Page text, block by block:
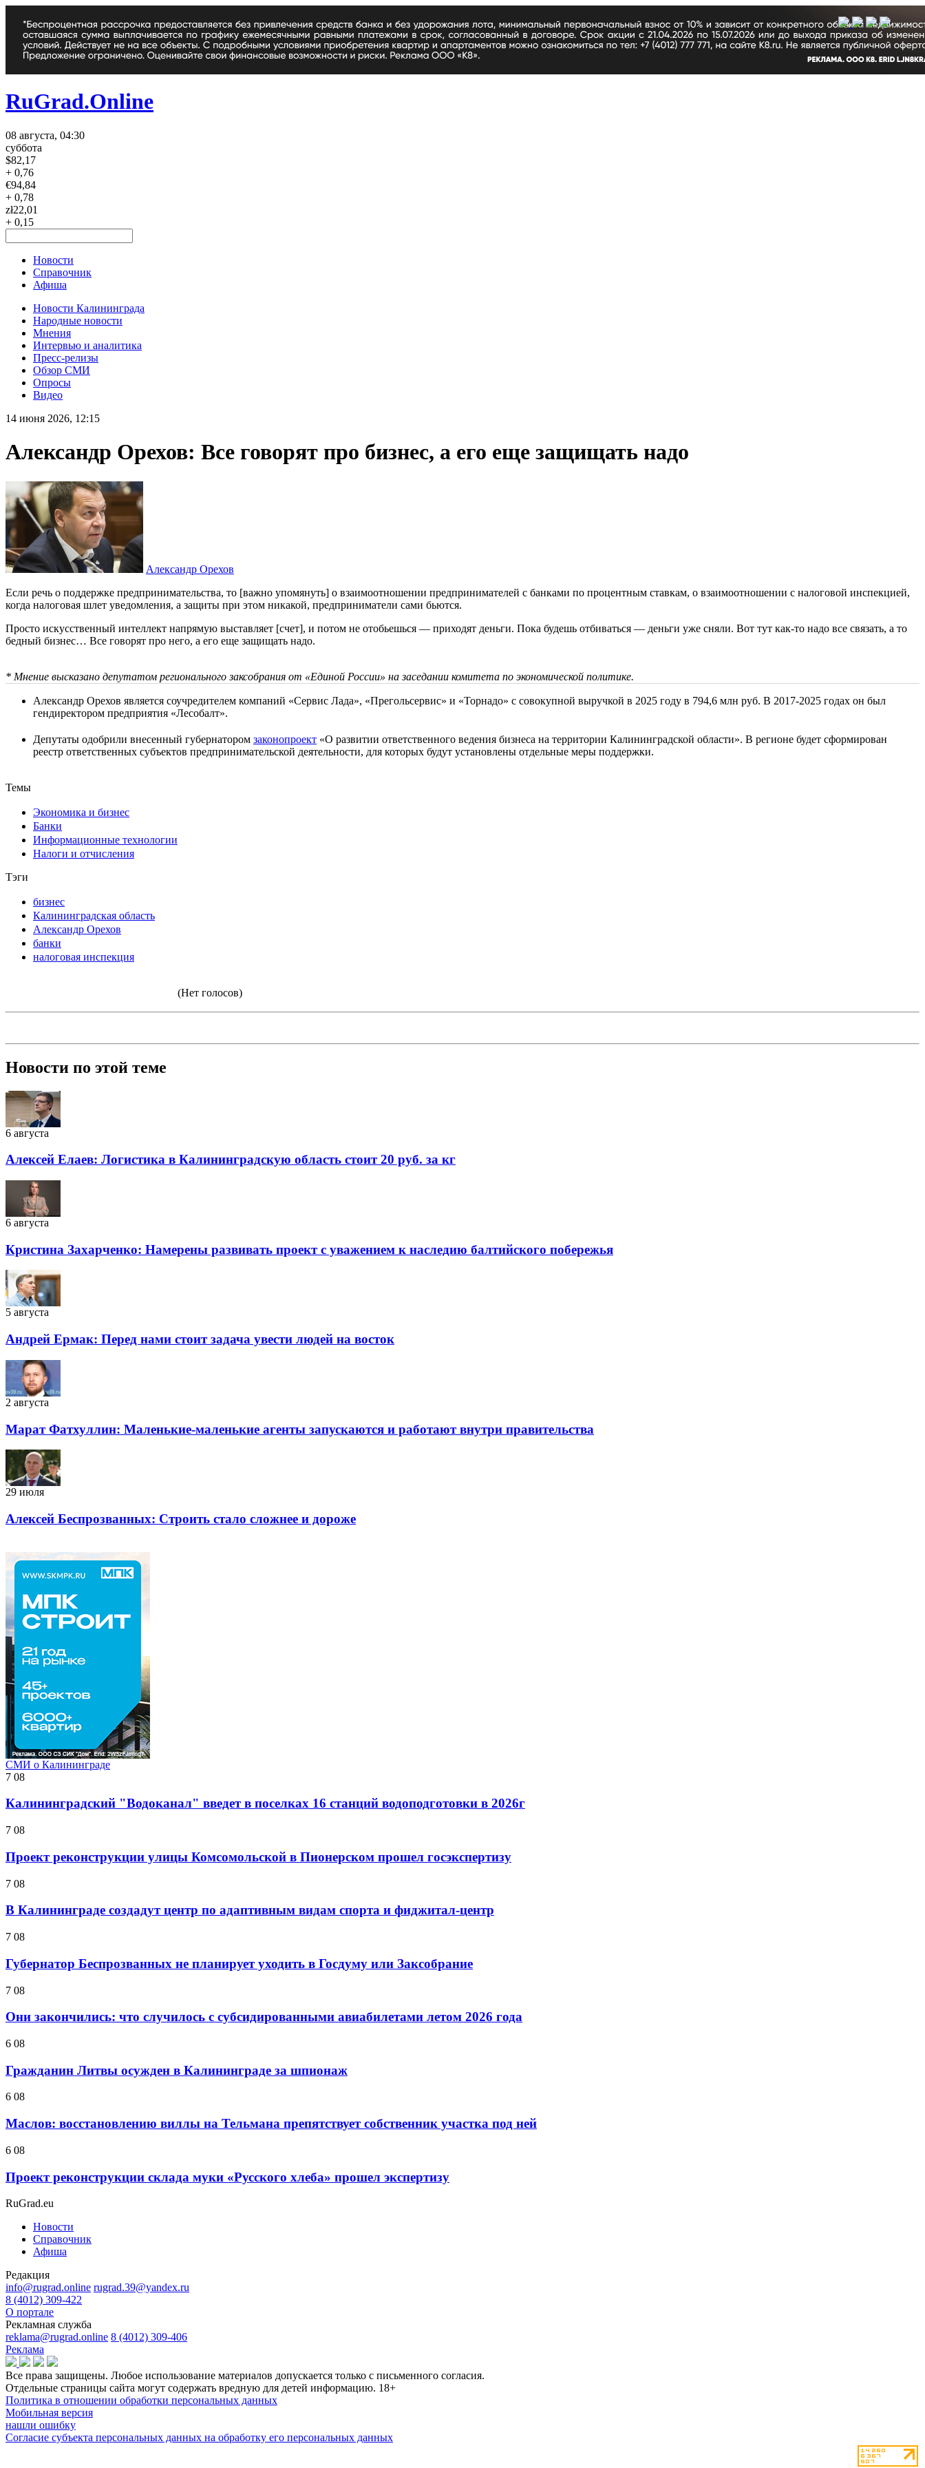
RuGrad.Online
08 августа, 04:30
суббота
$82,17
+ 0,76
€94,84
+ 0,78
zł22,01
+ 0,15
Новости
Справочник
Афиша
Новости Калининграда
Народные новости
Мнения
Интервью и аналитика
Пресс-релизы
Обзор СМИ
Опросы
Видео
14 июня 2026, 12:15
Александр Орехов: Все говорят про бизнес, а его еще защищать надо
Александр Орехов
Если речь о поддержке предпринимательства, то [важно упомянуть] о взаимоотношении предпринимателей с банками по процентным ставкам, о взаимоотношении с налоговой инспекцией,
когда налоговая шлет уведомления, а защиты при этом никакой, предприниматели сами бьются.
Просто искусственный интеллект напрямую выставляет [счет], и потом не отобьешься — приходят деньги. Пока будешь отбиваться — деньги уже сняли. Вот тут как-то надо все связать, а то
бедный бизнес… Все говорят про него, а его еще защищать надо.
* Мнение высказано депутатом регионального заксобрания от «Единой России» на заседании комитета по экономической политике.
Александр Орехов является соучредителем компаний «Сервис Лада», «Прегольсервис» и «Торнадо» с совокупной выручкой в 2025 году в 794,6 млн руб. В 2017-2025 годах он был
гендиректором предприятия «Лесобалт».
Депутаты одобрили внесенный губернатором законопроект «О развитии ответственного ведения бизнеса на территории Калининградской области». В регионе будет сформирован
реестр ответственных субъектов предпринимательской деятельности, для которых будут установлены отдельные меры поддержки.
Темы
Экономика и бизнес
Банки
Информационные технологии
Налоги и отчисления
Тэги
бизнес
Калининградская область
Александр Орехов
банки
налоговая инспекция
(Нет голосов)
Новости по этой теме
6 августа
Алексей Елаев: Логистика в Калининградскую область стоит 20 руб. за кг
6 августа
Кристина Захарченко: Намерены развивать проект с уважением к наследию балтийского побережья
5 августа
Андрей Ермак: Перед нами стоит задача увести людей на восток
2 августа
Марат Фатхуллин: Маленькие-маленькие агенты запускаются и работают внутри правительства
29 июля
Алексей Беспрозванных: Строить стало сложнее и дороже
СМИ о Калининграде
7 08
Калининградский "Водоканал" введет в поселках 16 станций водоподготовки в 2026г
7 08
Проект реконструкции улицы Комсомольской в Пионерском прошел госэкспертизу
7 08
В Калининграде создадут центр по адаптивным видам спорта и фиджитал-центр
7 08
Губернатор Беспрозванных не планирует уходить в Госдуму или Заксобрание
7 08
Они закончились: что случилось с субсидированными авиабилетами летом 2026 года
6 08
Гражданин Литвы осужден в Калининграде за шпионаж
6 08
Маслов: восстановлению виллы на Тельмана препятствует собственник участка под ней
6 08
Проект реконструкции склада муки «Русского хлеба» прошел экспертизу
RuGrad.eu
Новости
Справочник
Афиша
Редакция
info@rugrad.online rugrad.39@yandex.ru
8 (4012) 309-422
О портале
Рекламная служба
reklama@rugrad.online 8 (4012) 309-406
Реклама
Все права защищены. Любое использование материалов допускается только с письменного согласия.
Отдельные страницы сайта могут содержать вредную для детей информацию. 18+
Политика в отношении обработки персональных данных
Мобильная версия
нашли ошибку
Согласие субъекта персональных данных на обработку его персональных данных